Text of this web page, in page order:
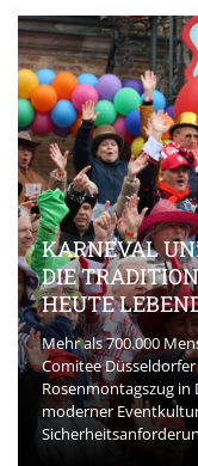
KARNEVAL
DIE
HEUTE
Mehr als 700.000
Comitee
Rosenmontagszug in
moderner